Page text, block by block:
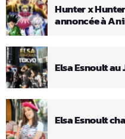
Hunter x
annoncée à
Elsa Esnoult au
Elsa Esnoult